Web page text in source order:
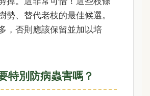
勢、替代老枝的最佳候選。
，否則應該保留並加以培
特別防病蟲害嗎？